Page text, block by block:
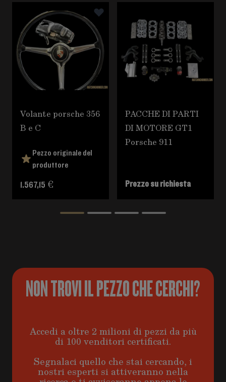
È possibile navigare tra gli elementi del carosello
Premere per saltare il carosello
Volante porsche 356
B e C
Pezzo originale del
produttore
1.567,15 €
PACCHE DI PARTI
DI MOTORE GT1
Porsche 911
Prezzo su richiesta
NON TROVI IL PEZZO CHE CERCHI?
Accedi a oltre 2 milioni di pezzi da più
di 100 venditori certificati.
Segnalaci quello che stai cercando, i
nostri esperti si attiveranno nella